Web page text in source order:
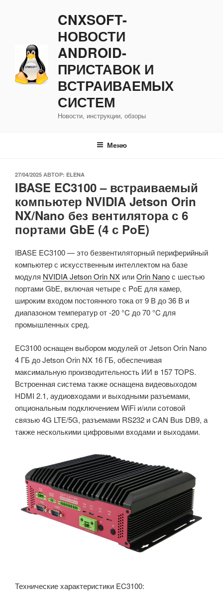
CNXSOFT-
НОВОСТИ
ANDROID-
ПРИСТАВОК И
ВСТРАИВАЕМЫХ
СИСТЕМ
Новости, инструкции, обзоры
Меню
ОПУБЛИКОВАНО
27/04/2025 АВТОР: ELENA
IBASE EC3100 – встраиваемый
компьютер NVIDIA Jetson Orin
NX/Nano без вентилятора с 6
портами GbE (4 с PoE)
IBASE EC3100 — это безвентиляторный периферийный
компьютер с искусственным интеллектом на базе
модуля NVIDIA Jetson Orin NX илиOrin Nanoс шестью
портами GbE, включая четыре с PoE для камер,
широким входом постоянного тока от 9 В до 36 В и
диапазоном температур от -20 °C до 70 °C для
промышленных сред.
EC3100 оснащен выбором модулей от Jetson Orin Nano
4 ГБ до Jetson Orin NX 16 ГБ, обеспечивая
максимальную производительность ИИ в 157 TOPS.
Встроенная система также оснащена видеовыходом
HDMI 2.1, аудиовходами и выходными разъемами,
опциональным подключением WiFi и/или сотовой
связью 4G LTE/5G, разъемами RS232 и CAN Bus DB9, а
также несколькими цифровыми входами и выходами.
Технические характеристики EC3100: